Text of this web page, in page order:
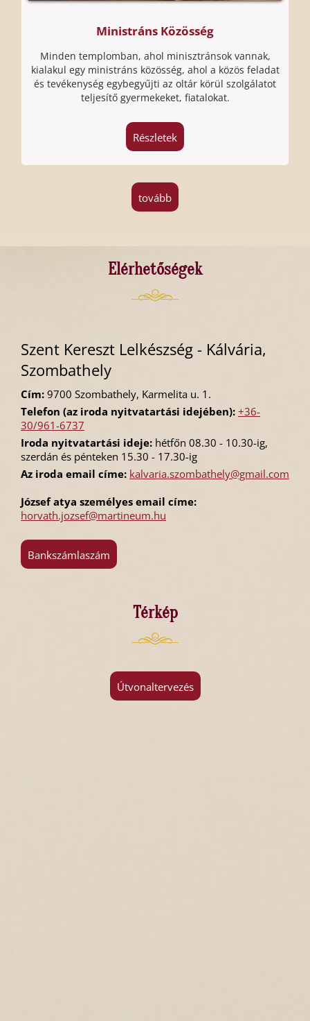
Ministráns Közösség
Minden templomban, ahol minisztránsok vannak,
kialakul egy ministráns közösség, ahol a közös feladat
és tevékenység egybegyűjti az oltár körül szolgálatot
teljesítő gyermekeket, fiatalokat.
Részletek
tovább
Elérhetőségek
Szent Kereszt Lelkészség - Kálvária,
Szombathely
Cím: 9700 Szombathely, Karmelita u. 1.
Telefon (az iroda nyitvatartási idejében): +36-
30/961-6737
Iroda nyitvatartási ideje: hétfőn 08.30 - 10.30-ig,
szerdán és pénteken 15.30 - 17.30-ig
Az iroda email címe: kalvaria.szombathely@gmail.com
József atya személyes email címe:
horvath.jozsef@martineum.hu
Bankszámlaszám
Térkép
Útvonaltervezés